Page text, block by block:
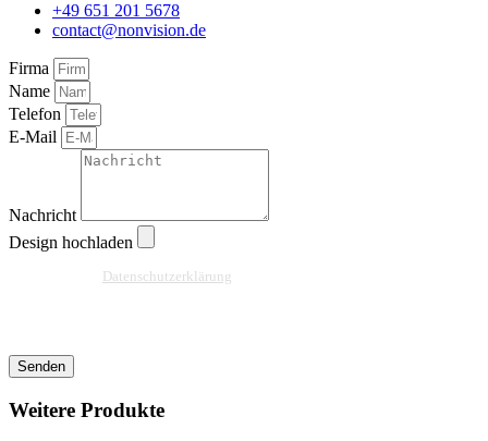
+49 651 201 5678
contact@nonvision.de
Firma
Name
Telefon
E-Mail
Nachricht
Design hochladen
Datenschutzerklärung
Senden
Weitere Produkte